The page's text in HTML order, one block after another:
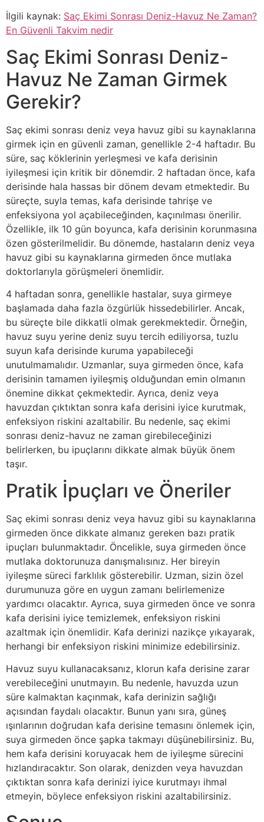
İlgili kaynak: Saç Ekimi Sonrası Deniz-Havuz Ne Zaman?
En Güvenli Takvim nedir
Saç Ekimi Sonrası Deniz-
Havuz Ne Zaman Girmek
Gerekir?
Saç ekimi sonrası deniz veya havuz gibi su kaynaklarına
girmek için en güvenli zaman, genellikle 2-4 haftadır. Bu
süre, saç köklerinin yerleşmesi ve kafa derisinin
iyileşmesi için kritik bir dönemdir. 2 haftadan önce, kafa
derisinde hala hassas bir dönem devam etmektedir. Bu
süreçte, suyla temas, kafa derisinde tahrişe ve
enfeksiyona yol açabileceğinden, kaçınılması önerilir.
Özellikle, ilk 10 gün boyunca, kafa derisinin korunmasına
özen gösterilmelidir. Bu dönemde, hastaların deniz veya
havuz gibi su kaynaklarına girmeden önce mutlaka
doktorlarıyla görüşmeleri önemlidir.
4 haftadan sonra, genellikle hastalar, suya girmeye
başlamada daha fazla özgürlük hissedebilirler. Ancak,
bu süreçte bile dikkatli olmak gerekmektedir. Örneğin,
havuz suyu yerine deniz suyu tercih ediliyorsa, tuzlu
suyun kafa derisinde kuruma yapabileceği
unutulmamalıdır. Uzmanlar, suya girmeden önce, kafa
derisinin tamamen iyileşmiş olduğundan emin olmanın
önemine dikkat çekmektedir. Ayrıca, deniz veya
havuzdan çıktıktan sonra kafa derisini iyice kurutmak,
enfeksiyon riskini azaltabilir. Bu nedenle, saç ekimi
sonrası deniz-havuz ne zaman girebileceğinizi
belirlerken, bu ipuçlarını dikkate almak büyük önem
taşır.
Pratik İpuçları ve Öneriler
Saç ekimi sonrası deniz veya havuz gibi su kaynaklarına
girmeden önce dikkate almanız gereken bazı pratik
ipuçları bulunmaktadır. Öncelikle, suya girmeden önce
mutlaka doktorunuza danışmalısınız. Her bireyin
iyileşme süreci farklılık gösterebilir. Uzman, sizin özel
durumunuza göre en uygun zamanı belirlemenize
yardımcı olacaktır. Ayrıca, suya girmeden önce ve sonra
kafa derisini iyice temizlemek, enfeksiyon riskini
azaltmak için önemlidir. Kafa derinizi nazikçe yıkayarak,
herhangi bir enfeksiyon riskini minimize edebilirsiniz.
Havuz suyu kullanacaksanız, klorun kafa derisine zarar
verebileceğini unutmayın. Bu nedenle, havuzda uzun
süre kalmaktan kaçınmak, kafa derinizin sağlığı
açısından faydalı olacaktır. Bunun yanı sıra, güneş
ışınlarının doğrudan kafa derisine temasını önlemek için,
suya girmeden önce şapka takmayı düşünebilirsiniz. Bu,
hem kafa derisini koruyacak hem de iyileşme sürecini
hızlandıracaktır. Son olarak, denizden veya havuzdan
çıktıktan sonra kafa derinizi iyice kurutmayı ihmal
etmeyin, böylece enfeksiyon riskini azaltabilirsiniz.